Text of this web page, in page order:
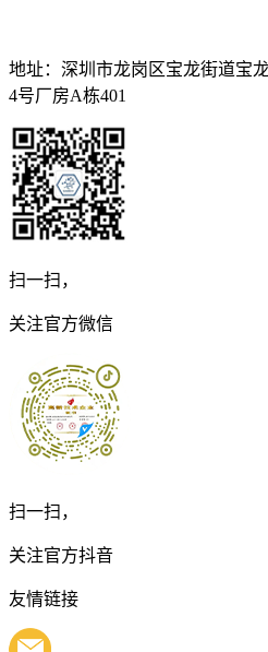
地址：深圳市龙岗区宝龙街道宝
4号厂房A栋401
扫一扫，
关注官方微信
扫一扫，
关注官方抖音
友情链接